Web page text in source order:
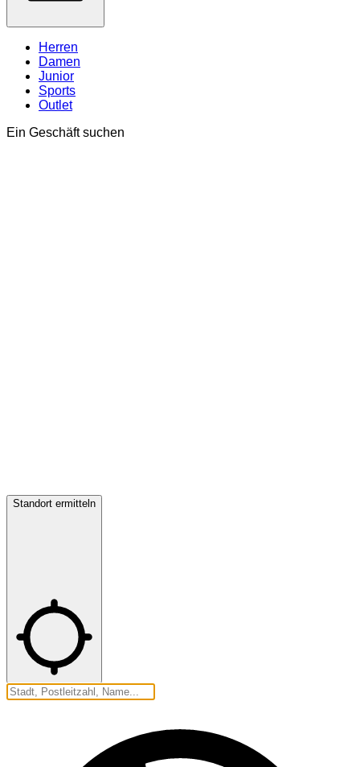
Herren
Damen
Junior
Sports
Outlet
Ein Geschäft suchen
Standort ermitteln